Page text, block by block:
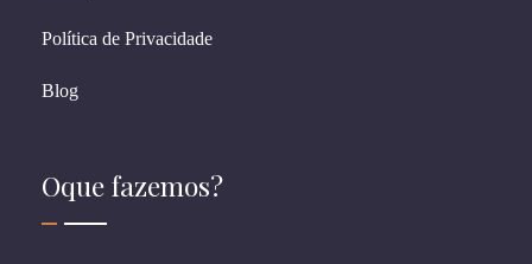
Política de Privacidade
Blog
Oque fazemos?